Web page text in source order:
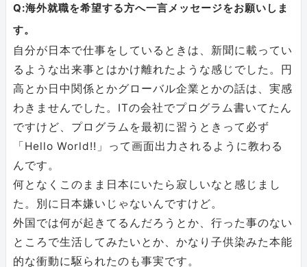
Q:海外就職を希望する方へ一言メッセージをお願いしま
す。
自分が日本で仕事をしているときは、新聞に載ってい
るような出来事とはかけ離れたような感じでした。円
高とか日中関係とかグローバル企業とかの話は、実感
わきませんでした。ITの会社でプログラム書いてたん
ですけど、プログラムを最初に習うときって必ず
「Hello World!!」って画面出力されるように教わる
んです。
何となくこのまま日本にいたら寂しいなと感じまし
た。別に日本嫌いじゃないんですけど。
外国では何が起きてるんだろうとか、行った事のない
ところで生活してみたいとか、かなり子供染みた本能
的な衝動に駆られたのも事実です。